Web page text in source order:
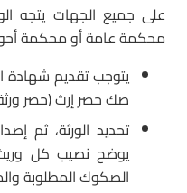
على جميع الجهات يتجه
محكمة عامة أو محكمة
يتوجب تقديم شهادة
صك حصر إرث (حصر
تحديد الورثة، ثم
يوضح نصيب كل
الصكوك المطلوبة